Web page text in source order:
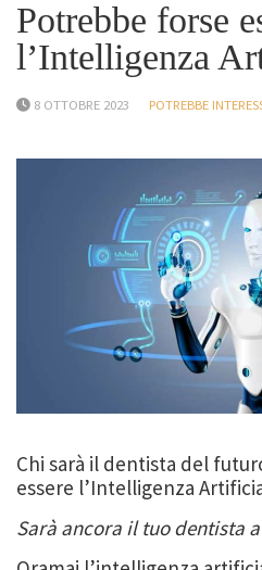
Potrebbe forse
l’Intelligenza
8 OTTOBRE 2023 POTREBBE
Chi sarà il dentista del
essere l’Intelligenza
Sarà ancora il tuo dentista